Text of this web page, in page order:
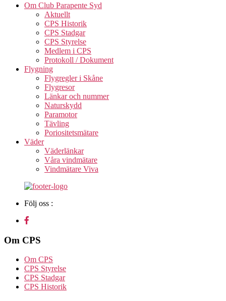
Om Club Parapente Syd
Aktuellt
CPS Historik
CPS Stadgar
CPS Styrelse
Medlem i CPS
Protokoll / Dokument
Flygning
Flygregler i Skåne
Flygresor
Länkar och nummer
Naturskydd
Paramotor
Tävling
Poriositetsmätare
Väder
Väderlänkar
Våra vindmätare
Vindmätare Viva
Följ oss :
Om CPS
Om CPS
CPS Styrelse
CPS Stadgar
CPS Historik